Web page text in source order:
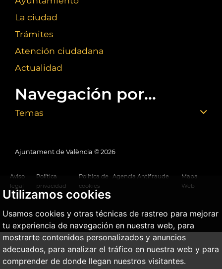
Utilizamos cookies
Usamos cookies y otras técnicas de rastreo para mejorar
tu experiencia de navegación en nuestra web, para
mostrarte contenidos personalizados y anuncios
adecuados, para analizar el tráfico en nuestra web y para
comprender de donde llegan nuestros visitantes.
La ciudad
Trámites
Atención ciudadana
Actualidad
Navegación por...
Temas
Ajuntament de València © 2026
Aviso
legal
Política
privacidad
Política de
cookies
Agencia Antifraude
Mapa
Web